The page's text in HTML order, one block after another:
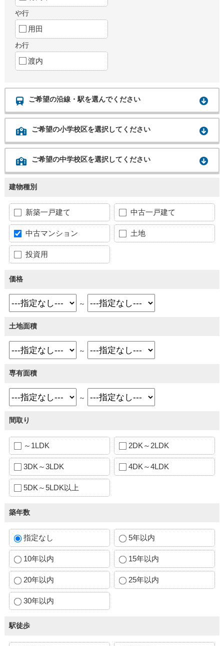
や行
用田
わ行
渡内
ご希望の沿線・駅を選んでください
ご希望の小学校区を選択してください
ご希望の中学校区を選択してください
建物種別
新築一戸建て 中古一戸建て
中古マンション 土地
投資用
価格
～
土地面積
～
専有面積
～
間取り
～1LDK 2DK～2LDK
3DK～3LDK 4DK～4LDK
5DK～5LDK以上
築年数
指定なし 5年以内
10年以内 15年以内
20年以内 25年以内
30年以内
駅徒歩